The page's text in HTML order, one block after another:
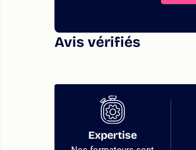
Avis vérifiés
Expertise